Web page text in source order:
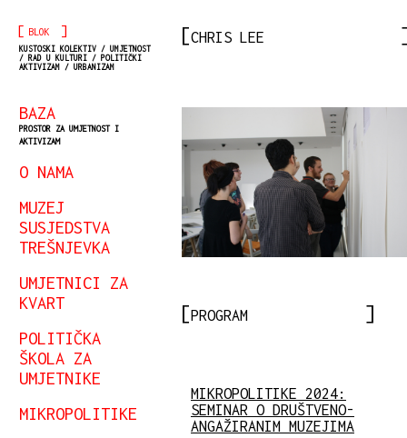
[ BLOK ]
KUSTOSKI KOLEKTIV / UMJETNOST
/ RAD U KULTURI / POLITIČKI
AKTIVIZAM / URBANIZAM
BAZA
PROSTOR ZA UMJETNOST I
AKTIVIZAM
O NAMA
MUZEJ
SUSJEDSTVA
TREŠNJEVKA
UMJETNICI ZA
KVART
POLITIČKA
ŠKOLA ZA
UMJETNIKE
MIKROPOLITIKE
CHRIS LEE
PROGRAM
MIKROPOLITIKE 2024:
SEMINAR O DRUŠTVENO-
ANGAŽIRANIM MUZEJIMA